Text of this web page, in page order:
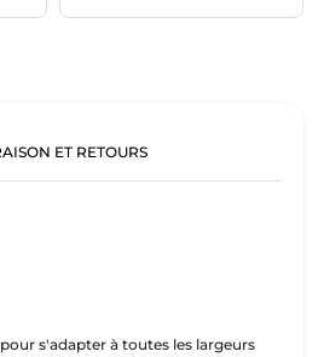
ET RETOURS
s'adapter à toutes les largeurs